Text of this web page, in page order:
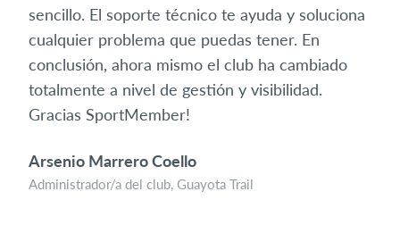
sencillo. El soporte técnico te ayuda y soluciona
cualquier problema que puedas tener. En
conclusión, ahora mismo el club ha cambiado
totalmente a nivel de gestión y visibilidad.
Gracias SportMember!
Arsenio Marrero Coello
Administrador/a del club, Guayota Trail